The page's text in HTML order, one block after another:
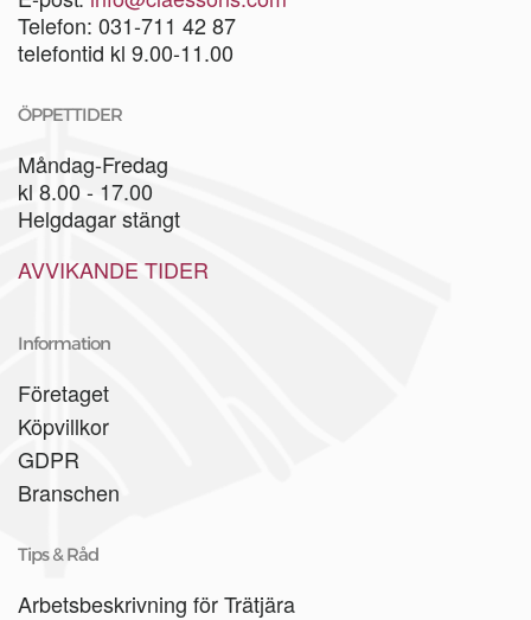
Telefon: 031-711 42 87
telefontid kl 9.00-11.00
ÖPPETTIDER
Måndag-Fredag
kl 8.00 - 17.00
Helgdagar stängt
AVVIKANDE TIDER
Information
Företaget
Köpvillkor
GDPR
Branschen
Tips & Råd
Arbetsbeskrivning för Trätjära